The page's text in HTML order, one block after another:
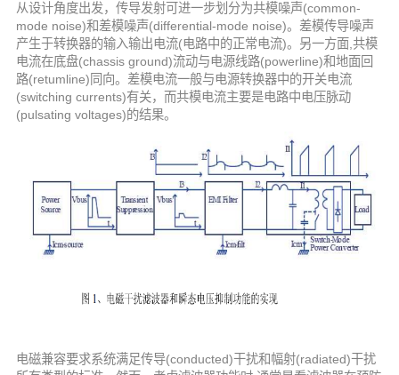
从设计角度出发，传导发射可进一步划分为共模噪声(common-
mode noise)和差模噪声(differential-mode noise)。差模传导噪声
产生于转换器的输入输出电流(电路中的正常电流)。另一方面,共模
电流在底盘(chassis ground)流动与电源线路(powerline)和地面回
路(retumline)同向。差模电流一般与电源转换器中的开关电流
(switching currents)有关，而共模电流主要是电路中电压脉动
(pulsating voltages)的结果。
电磁兼容要求系统满足传导(conducted)干扰和幅射(radiated)干扰